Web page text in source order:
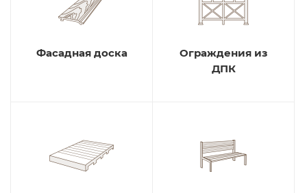
Фасадная доска
Ограждения из
ДПК